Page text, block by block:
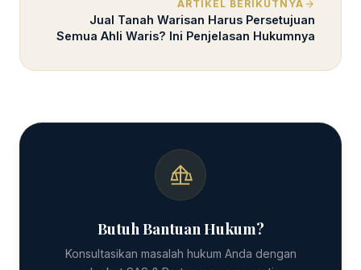
ARTIKEL BERIKUTNYA
Jual Tanah Warisan Harus Persetujuan
Semua Ahli Waris? Ini Penjelasan Hukumnya
Butuh Bantuan Hukum?
Konsultasikan masalah hukum Anda dengan